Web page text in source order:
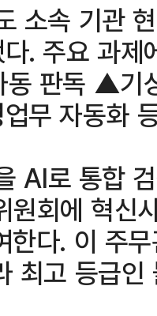
소속 기관
. 주요 과
판독 ▲기
무 자동화
AI로 통합
원회에 혁신
한다. 이 주
최고 등급